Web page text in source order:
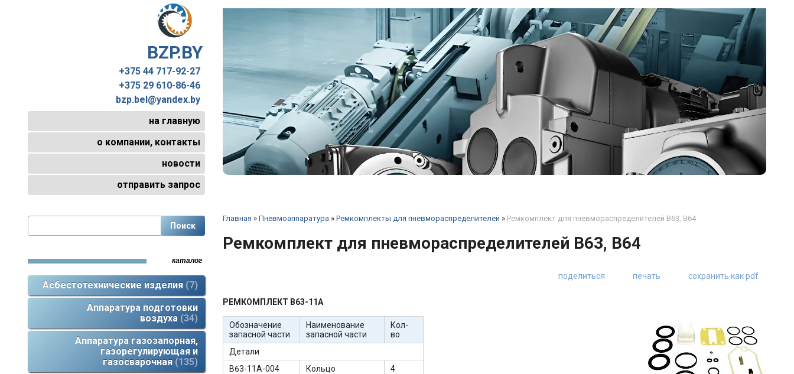
BZP.BY
+375 44 717-92-27
+375 29 610-86-46
bzp.bel@yandex.by
на главную
о компании, контакты
новости
отправить запрос
каталог
Асбестотехнические изделия 7
Аппаратура подготовки
воздуха 34
Аппаратура газозапорная,
газорегулирующая и
газосварочная 135
Главная » Пневмоаппаратура » Ремкомплекты для пневмораспределителей » Ремкомплект для пневмораспределителей В63, В64
Ремкомплект для пневмораспределителей В63, В64
поделиться печать сохранить как pdf
РЕМКОМПЛЕКТ В63-11А
Обозначение
запасной части
Наименование
запасной части
Кол-
во
Детали
В63-11А-004
Кольцо
4